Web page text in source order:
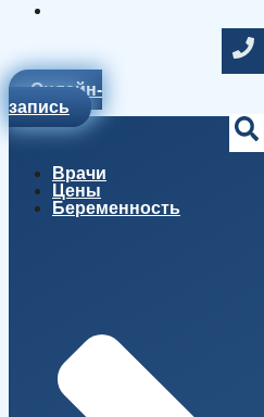
Онлайн-
запись
Врачи
Цены
Беременность